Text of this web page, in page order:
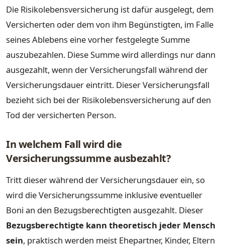
Die Risikolebensversicherung ist dafür ausgelegt, dem
Versicherten oder dem von ihm Begünstigten, im Falle
seines Ablebens eine vorher festgelegte Summe
auszubezahlen. Diese Summe wird allerdings nur dann
ausgezahlt, wenn der Versicherungsfall während der
Versicherungsdauer eintritt. Dieser Versicherungsfall
bezieht sich bei der Risikolebensversicherung auf den
Tod der versicherten Person.
In welchem Fall wird die
Versicherungssumme ausbezahlt?
Tritt dieser während der Versicherungsdauer ein, so
wird die Versicherungssumme inklusive eventueller
Boni an den Bezugsberechtigten ausgezahlt. Dieser
Bezugsberechtigte kann theoretisch jeder Mensch
sein, praktisch werden meist Ehepartner, Kinder, Eltern